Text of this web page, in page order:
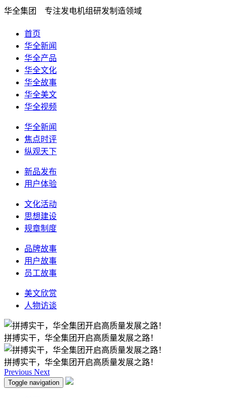
华全集团 专注发电机组研发制造领域
首页
华全新闻
华全产品
华全文化
华全故事
华全美文
华全视频
华全新闻
焦点时评
纵观天下
新品发布
用户体验
文化活动
思想建设
规章制度
品牌故事
用户故事
员工故事
美文欣赏
人物访谈
拼搏实干，华全集团开启高质量发展之路！
拼搏实干，华全集团开启高质量发展之路！
Previous Next
Toggle navigation